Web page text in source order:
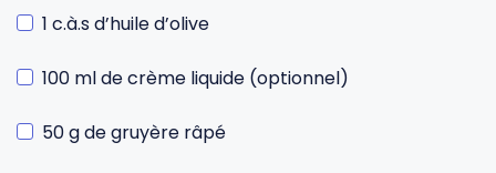
1 c.à.s d’huile d’olive
100 ml de crème liquide (optionnel)
50 g de gruyère râpé